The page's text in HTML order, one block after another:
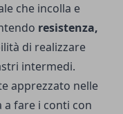
che incolla e
resistenza,
di realizzare
intermedi.
apprezzato nelle
a fare i conti con